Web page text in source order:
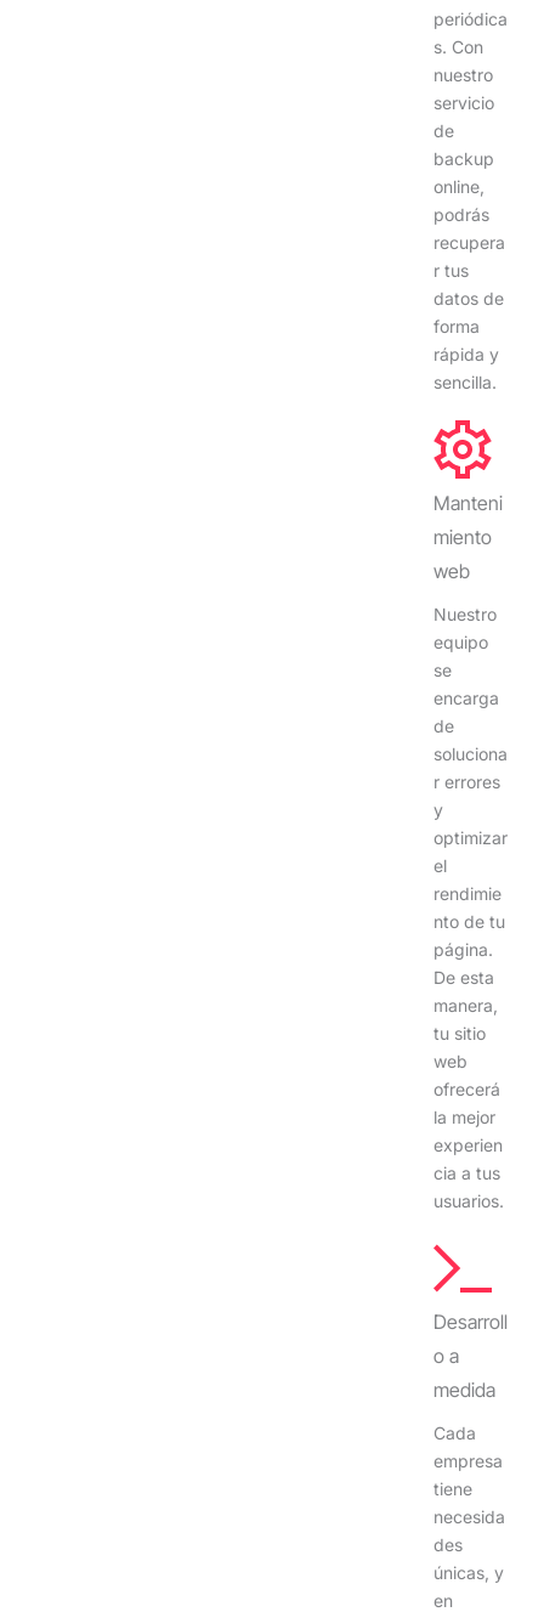
periódica
s. Con
nuestro
servicio
de
backup
online,
podrás
recupera
r tus
datos de
forma
rápida y
sencilla.
Manteni
miento
web
Nuestro
equipo
se
encarga
de
soluciona
r errores
y
optimizar
el
rendimie
nto de tu
página.
De esta
manera,
tu sitio
web
ofrecerá
la mejor
experien
cia a tus
usuarios.
Desarroll
o a
medida
Cada
empresa
tiene
necesida
des
únicas, y
en